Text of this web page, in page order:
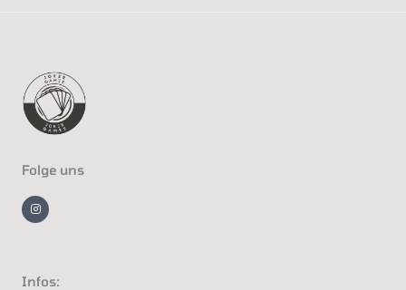
Folge uns
n
s
t
m
Infos: